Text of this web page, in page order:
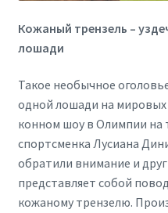
Кожаный трензель –
лошади
Такое необычное
одной лошади на мировых
конном шоу в Олимпии на
спортсменка Лусиана
обратили внимание и
представляет собой
кожаному трензелю.